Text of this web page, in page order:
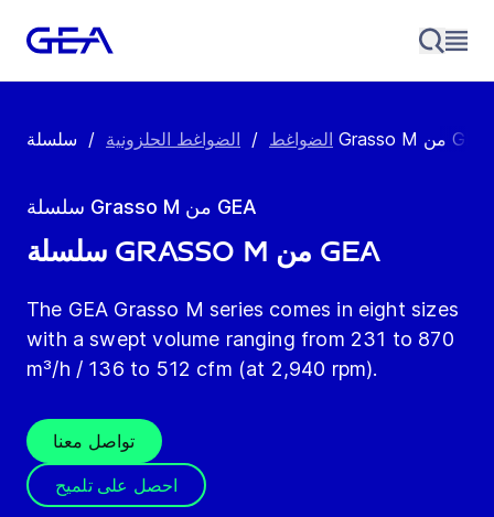
الضواغط / الضواغط الحلزونية / سلسلة Grasso M من GEA
سلسلة Grasso M من GEA
سلسلة Grasso M من GEA
The GEA Grasso M series comes in eight sizes
with a swept volume ranging from 231 to 870
m³/h / 136 to 512 cfm (at 2,940 rpm).
تواصل معنا
احصل على تلميح